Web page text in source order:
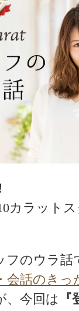
リエイトをご
カラット
フのウラ話
話のきっ
今回は